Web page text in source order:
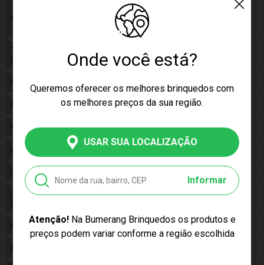
Onde você está?
Queremos oferecer os melhores brinquedos com
os melhores preços da sua região.
USAR SUA LOCALIZAÇÃO
Informar
Atenção!Na Bumerang Brinquedos os produtos e
preços podem variar conforme a região escolhida
Aviso
As cores podem variar entre as imagens
mostradas acima e o produto. Imagens
meramente ilustrativas.
Tamanho
Produto
58 x 39 x 40
Gênero Feminino
Categoria N/a
Fabricante Buba
Linha Brinquedo
Código
Código de
Barras
Composição Polipropileno e Policloreto de vinila
Alimentação